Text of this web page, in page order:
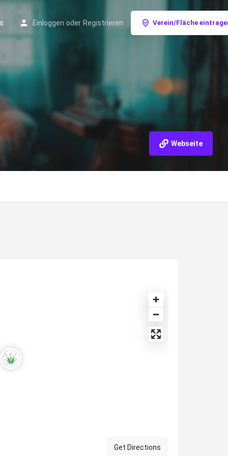
Einloggen oder Registrieren Verein/Fläche
Webseite
Get Directions